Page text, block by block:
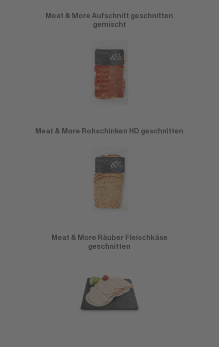
Meat & More Aufschnitt geschnitten
gemischt
Meat & More Rohschinken HD geschnitten
Meat & More Räuber Fleischkäse
geschnitten